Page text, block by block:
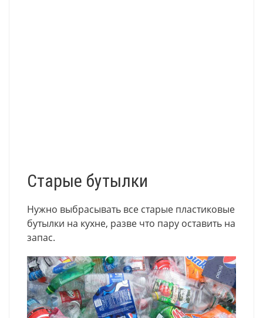
Старые бутылки
Нужно выбрасывать все старые пластиковые
бутылки на кухне, разве что пару оставить на
запас.